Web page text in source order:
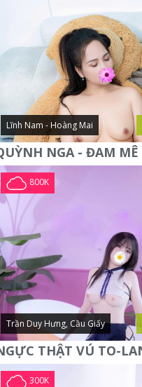
Lĩnh Nam - Hoàng Mai
800K
Trần Duy Hưng, Cầu Giấy
300K